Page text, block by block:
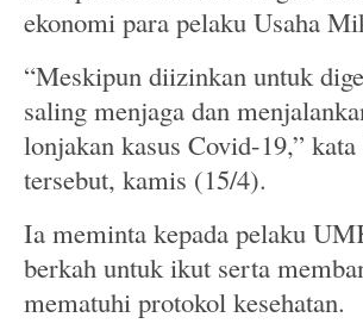
ekonomi para pelaku Usaha
“Meskipun diizinkan untuk
saling menjaga dan
lonjakan kasus Covid-19,”
tersebut, kamis (15/4).
Ia meminta kepada pelaku
berkah untuk ikut serta
mematuhi protokol kesehatan.